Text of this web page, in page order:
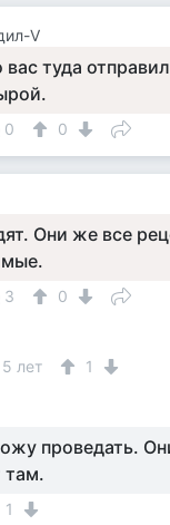
V
вас туда
0 0
Они же все
3
0
5 лет
1
проведать.
там.
1